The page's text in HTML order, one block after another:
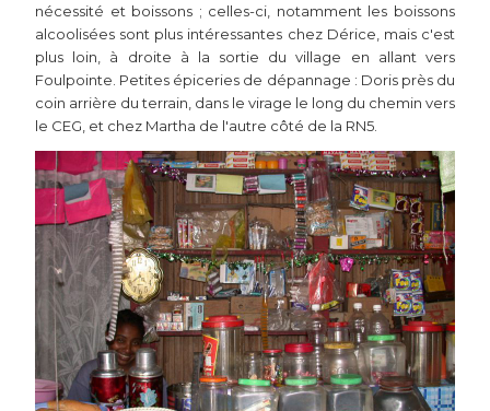
nécessité et boissons ; celles-ci, notamment les boissons
alcoolisées sont plus intéressantes chez Dérice, mais c'est
plus loin, à droite à la sortie du village en allant vers
Foulpointe. Petites épiceries de dépannage : Doris près du
coin arrière du terrain, dans le virage le long du chemin vers
le CEG, et chez Martha de l'autre côté de la RN5.